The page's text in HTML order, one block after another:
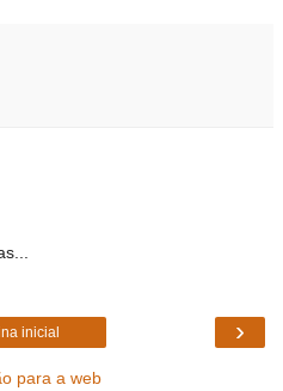
›
inicial
para a web